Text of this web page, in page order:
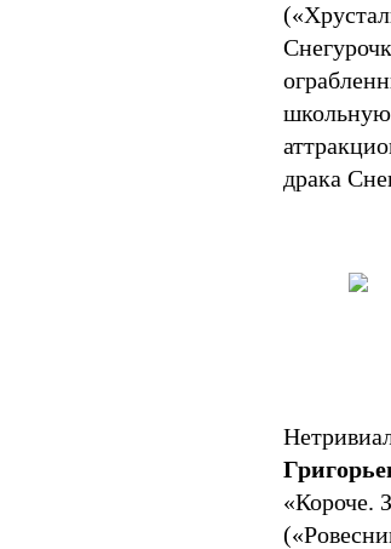
школьную
драка
«Короче.